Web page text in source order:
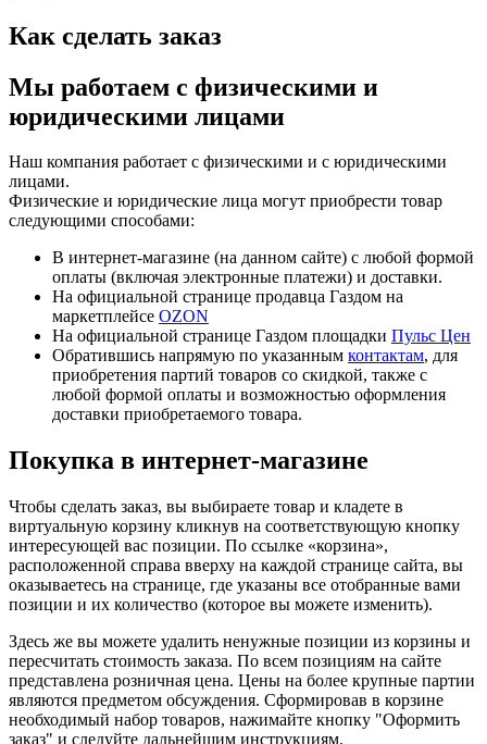
Как сделать заказ
Мы работаем с физическими и
юридическими лицами
Наш компания работает с физическими и с юридическими
лицами.
Физические и юридические лица могут приобрести товар
следующими способами:
В интернет-магазине (на данном сайте) с любой формой
оплаты (включая электронные платежи) и доставки.
На официальной странице продавца Газдом на
маркетплейсе OZON
На официальной странице Газдом площадки Пульс Цен
Обратившись напрямую по указанным контактам, для
приобретения партий товаров со скидкой, также с
любой формой оплаты и возможностью оформления
доставки приобретаемого товара.
Покупка в интернет-магазине
Чтобы сделать заказ, вы выбираете товар и кладете в
виртуальную корзину кликнув на соответствующую кнопку
интересующей вас позиции. По ссылке «корзина»,
расположенной справа вверху на каждой странице сайта, вы
оказываетесь на странице, где указаны все отобранные вами
позиции и их количество (которое вы можете изменить).
Здесь же вы можете удалить ненужные позиции из корзины и
пересчитать стоимость заказа. По всем позициям на сайте
представлена розничная цена. Цены на более крупные партии
являются предметом обсуждения. Сформировав в корзине
необходимый набор товаров, нажимайте кнопку "Оформить
заказ" и следуйте дальнейшим инструкциям.